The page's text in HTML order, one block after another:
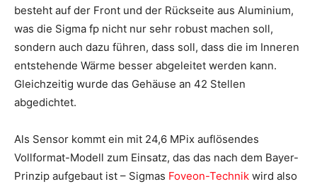
besteht auf der Front und der Rückseite aus Aluminium,
was die Sigma fp nicht nur sehr robust machen soll,
sondern auch dazu führen, dass soll, dass die im Inneren
entstehende Wärme besser abgeleitet werden kann.
Gleichzeitig wurde das Gehäuse an 42 Stellen
abgedichtet.
Als Sensor kommt ein mit 24,6 MPix auflösendes
Vollformat-Modell zum Einsatz, das das nach dem Bayer-
Prinzip aufgebaut ist – Sigmas Foveon-Technik wird also